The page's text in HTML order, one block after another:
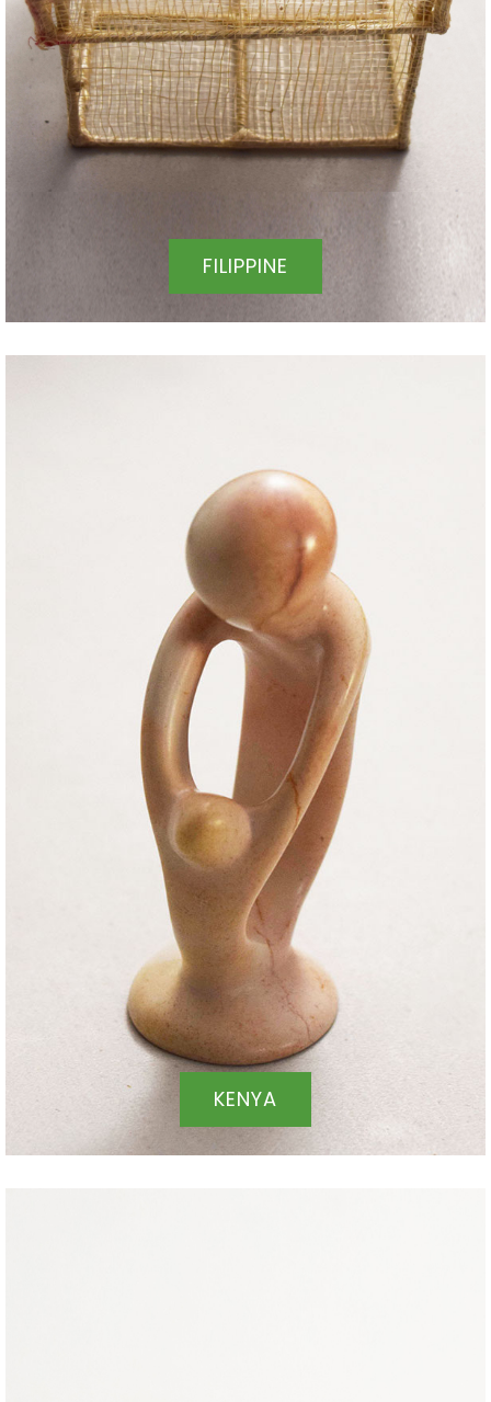
FILIPPINE
KENYA